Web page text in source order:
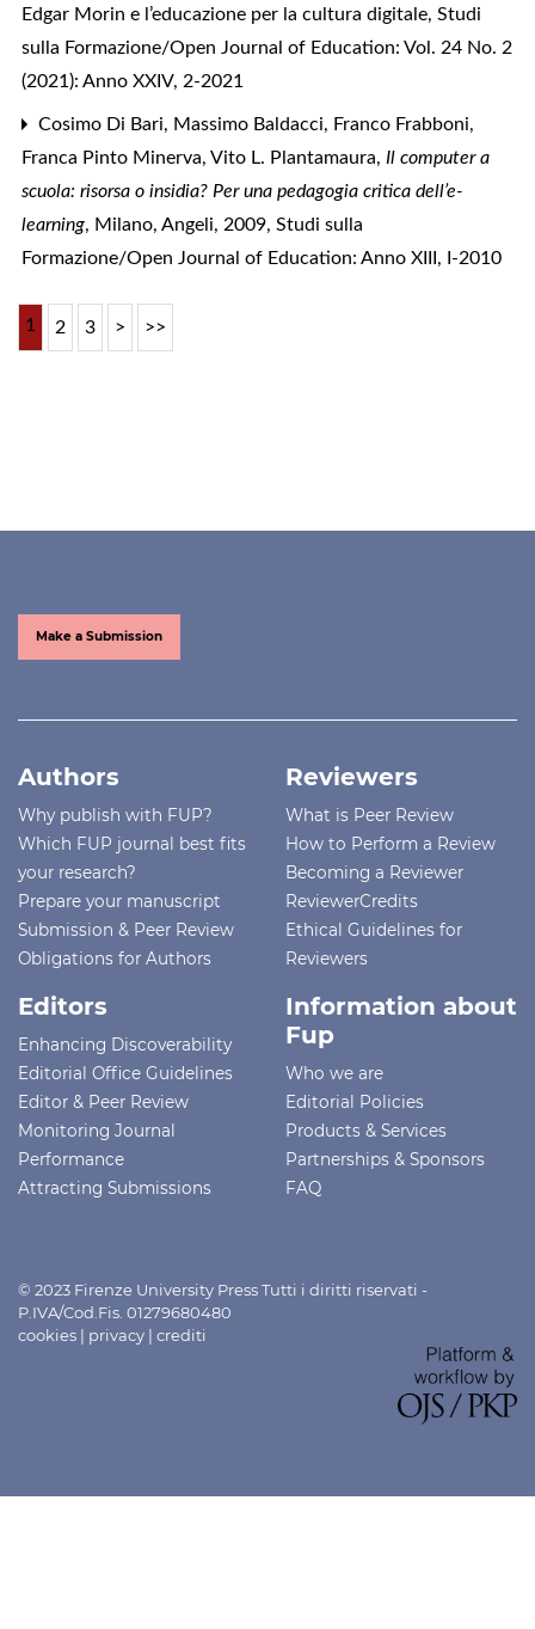
Edgar Morin e l’educazione per la cultura digitale, Studi
sulla Formazione/Open Journal of Education: Vol. 24 No. 2
(2021): Anno XXIV, 2-2021
Cosimo Di Bari, Massimo Baldacci, Franco Frabboni,
Franca Pinto Minerva, Vito L. Plantamaura, Il computer a
scuola: risorsa o insidia? Per una pedagogia critica dell’e-
learning, Milano, Angeli, 2009, Studi sulla
Formazione/Open Journal of Education: Anno XIII, I-2010
1 2 3 > >>
Make a Submission
Authors
Why publish with FUP?
Which FUP journal best fits
your research?
Prepare your manuscript
Submission & Peer Review
Obligations for Authors
Reviewers
What is Peer Review
How to Perform a Review
Becoming a Reviewer
ReviewerCredits
Ethical Guidelines for
Reviewers
Editors
Enhancing Discoverability
Editorial Office Guidelines
Editor & Peer Review
Monitoring Journal
Performance
Attracting Submissions
Information about
Fup
Who we are
Editorial Policies
Products & Services
Partnerships & Sponsors
FAQ
© 2023 Firenze University Press Tutti i diritti riservati -
P.IVA/Cod.Fis. 01279680480
cookies | privacy | crediti